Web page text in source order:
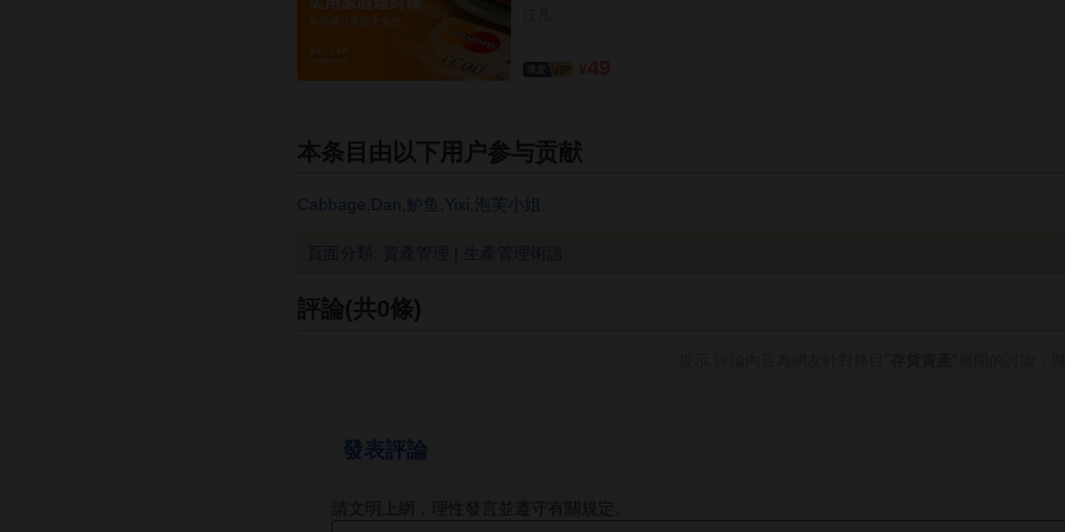
本条目由以下用户参与贡献
Cabbage Dan 鲈鱼 Yixi 泡芙小姐
頁面分類 資產管理 生產管理術語
評論(共0條)
發表評論
請文明上網，理性發言並遵守有關規定。